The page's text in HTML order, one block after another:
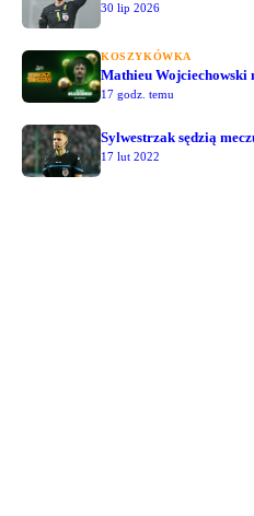
30 lip 2026
KOSZYKÓWKA
Mathieu
17 godz. temu
Sylwestrzak sędzią
17 lut 2022